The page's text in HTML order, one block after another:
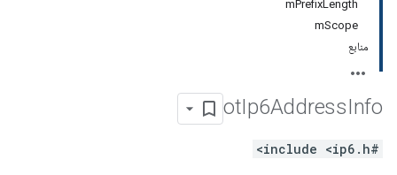
mPrefixLength
mScope
منابع
otIp6AddressInfo
#include <ip6.h>